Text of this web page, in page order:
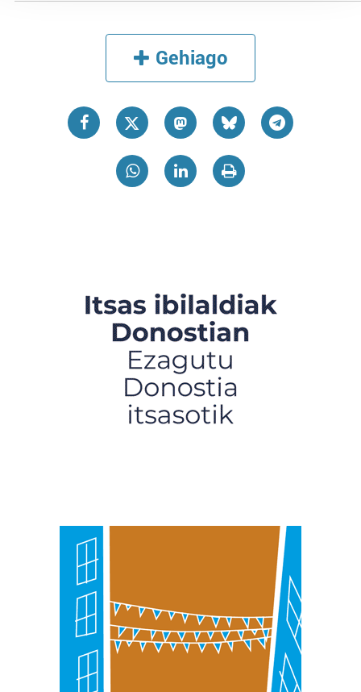
Guk eta gure bazkideek zure datu pertsonalak
pertsonalizatuak eskaintzeko, iragarkiak eta edukia
neurtzeko, jendeari buruzko informazioa biltzeko eta
erabiltzen dituen hauta dezakezu.
Bazkide batzuek ez dizute baimenik eskatzen, eta beren
interes komertzial legitimoetan babesten dira. Ikusi gure
buruzko informazio gehiago eta ezarri zure lehentasunak
datuen atalean. Edozein unetan alda edo ken dezakezu
zure baimena Cookieen adierazpenean.
Webgune honek cookie propioak eta hirugarrenen cookie-
fitxategiak erabiltzen ditu. Zure esperientzia eta
zerbitzuak hobetzeko asmoz, cookie teknologiaz
Gehiago